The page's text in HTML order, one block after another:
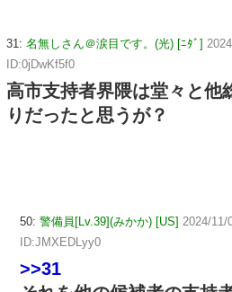
31: 名無しさん＠涙目です。(光) [ﾆﾀﾞ]
ID:0jDwKf5f0
高市支持者界隈は堂々と他
りだったと思うが？
50: 警備員[Lv.39](みかか) [US] 2024/11/
ID:JMXEDLyy0
>>31